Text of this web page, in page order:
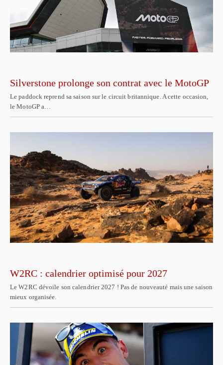
Silverstone prolonge son contrat avec le MotoGP
Le paddock reprend sa saison sur le circuit britannique. A cette occasion,
le MotoGP a…
W2RC : calendrier optimisé pour 2027
Le W2RC dévoile son calendrier 2027 ! Pas de nouveauté mais une saison
mieux organisée.